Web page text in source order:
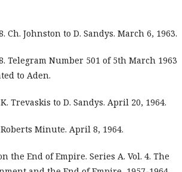
Ch. Johnston to D. Sandys. March 6, 1963.
Telegram Number 501 of 5th March 1963
to Aden.
Trevaskis to D. Sandys. April 20, 1964.
Roberts Minute. April 8, 1964.
the End of Empire. Series A. Vol. 4. The